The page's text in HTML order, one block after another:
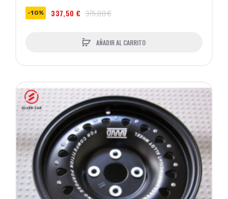
-10% 337,50 € 375,00 €
AÑADIR AL CARRITO